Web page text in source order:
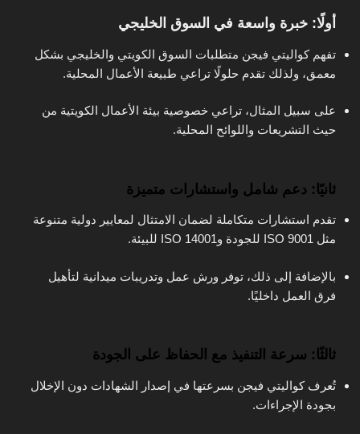
أولًا: خبرة واسعة في السوق الخليجي
تفهم كواليتي فيجن متطلبات السوق الكويتي والخليجي بشكل
معمق، ولذلك تقدم حلولًا تراعي طبيعة الأعمال المحلية.
على سبيل المثال، تراعي خصوصية بيئة الأعمال الكويتية من
حيث التشريعات واللوائح المحلية.
ثانيًا: دعم شامل واستشارات متميزة
تقدم استشارات متكاملة لضمان الامتثال لمعايير دولية متنوعة
مثل ISO 9001 للجودة وISO 14001 للبيئة.
بالإضافة إلى ذلك، توفر ورش عمل وتدريبات ميدانية لتأهيل
فرق العمل داخليًا.
ثالثًا: سرعة التنفيذ مع الحفاظ على الجودة
تُعرف كواليتي فيجن بسرعتها في إصدار الشهادات دون الإخلال
بجودة الإجراءات.